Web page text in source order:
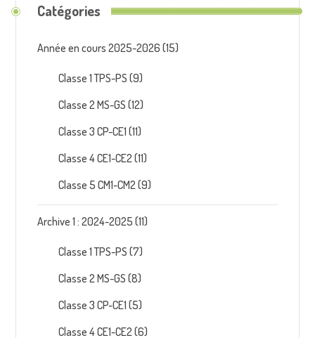
Catégories
Année en cours 2025-2026 (15)
Classe 1 TPS-PS (9)
Classe 2 MS-GS (12)
Classe 3 CP-CE1 (11)
Classe 4 CE1-CE2(11)
Classe 5 CM1-CM2(9)
Archive 1 : 2024-2025 (11)
Classe 1 TPS-PS (7)
Classe 2 MS-GS (8)
Classe 3 CP-CE1 (5)
Classe 4 CE1-CE2(6)